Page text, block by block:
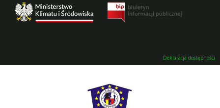
Deklaracja dostępności